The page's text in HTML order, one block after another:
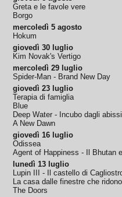
Greta e le favole vere
Borgo
mercoledì 5 agosto
Hokum
giovedì 30 luglio
Kim Novak's Vertigo
mercoledì 29 luglio
Spider-Man - Brand New Day
giovedì 23 luglio
Terapia di famiglia
Blue
Deep Water - Incubo dagli abissi
A New Dawn
giovedì 16 luglio
Odissea
Agent of Happiness - Il Bhutan
lunedì 13 luglio
Lupin III - Il castello di
La casa dalle finestre che ridono
The Doors